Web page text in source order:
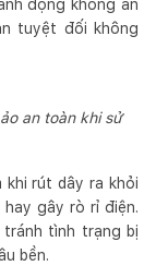
động không an
tuyệt đối không
an toàn khi sử
khi rút dây ra khỏi
gây rò rỉ điện.
tình trạng bị
bền.